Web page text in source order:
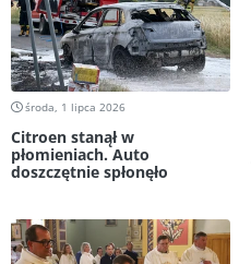
środa, 1 lipca 2026
Citroen stanął w
płomieniach. Auto
doszczętnie spłonęło